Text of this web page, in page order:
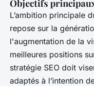
Objectifs
L’ambition principale
repose sur la
l'augmentation de la
meilleures positions
stratégie SEO doit
adaptés à l’intention